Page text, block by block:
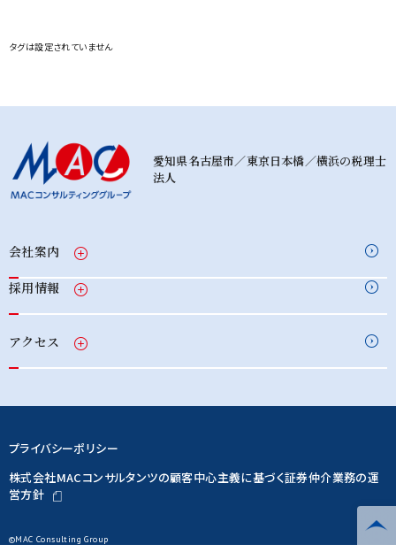
タグは設定されていません
愛知県名古屋市／東京日本橋／横浜の税理士
法人
会社案内
採用情報
アクセス
プライバシーポリシー
株式会社MACコンサルタンツの顧客中心主義に基づく証券仲介業務の運
営方針
©MAC Consulting Group